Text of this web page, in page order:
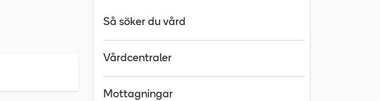
Så söker du vård
Vårdcentraler
Mottagningar